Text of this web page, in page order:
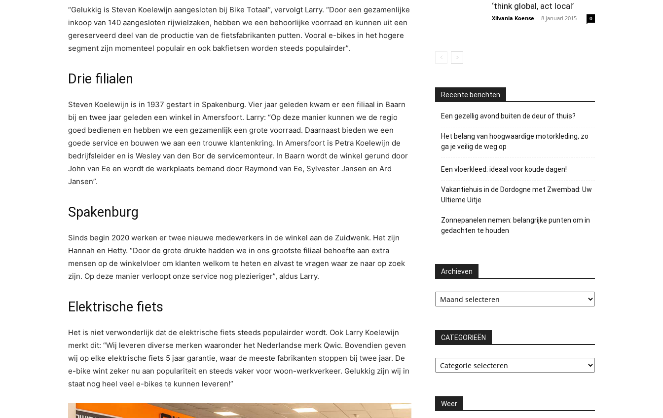
“Gelukkig is Steven Koelewijn aangesloten bij Bike Totaal”, vervolgt Larry. “Door een gezamenlijke
inkoop van 140 aangesloten rijwielzaken, hebben we een behoorlijke voorraad en kunnen uit een
gereserveerd deel van de productie van de fietsfabrikanten putten. Vooral e-bikes in het hogere
segment zijn momenteel populair en ook bakfietsen worden steeds populairder”.
Drie filialen
Steven Koelewijn is in 1937 gestart in Spakenburg. Vier jaar geleden kwam er een filiaal in Baarn
bij en twee jaar geleden een winkel in Amersfoort. Larry: “Op deze manier kunnen we de regio
goed bedienen en hebben we een gezamenlijk een grote voorraad. Daarnaast bieden we een
goede service en bouwen we aan een trouwe klantenkring. In Amersfoort is Petra Koelewijn de
bedrijfsleider en is Wesley van den Bor de servicemonteur. In Baarn wordt de winkel gerund door
John van Ee en wordt de werkplaats bemand door Raymond van Ee, Sylvester Jansen en Ard
Jansen”.
Spakenburg
Sinds begin 2020 werken er twee nieuwe medewerkers in de winkel aan de Zuidwenk. Het zijn
Hannah en Hetty. “Door de grote drukte hadden we in ons grootste filiaal behoefte aan extra
mensen op de winkelvloer om klanten welkom te heten en alvast te vragen waar ze naar op zoek
zijn. Op deze manier verloopt onze service nog plezieriger”, aldus Larry.
Elektrische fiets
Het is niet verwonderlijk dat de elektrische fiets steeds populairder wordt. Ook Larry Koelewijn
merkt dit: “Wij leveren diverse merken waaronder het Nederlandse merk Qwic. Bovendien geven
wij op elke elektrische fiets 5 jaar garantie, waar de meeste fabrikanten stoppen bij twee jaar. De
e-bike wint zeker nu aan populariteit en steeds vaker voor woon-werkverkeer. Gelukkig zijn wij in
staat nog heel veel e-bikes te kunnen leveren!”
‘think global, act local’
Xilvania Koense - 8 januari 2015 0
Recente berichten
Een gezellig avond buiten de deur of thuis?
Het belang van hoogwaardige motorkleding, zo
ga je veilig de weg op
Een vloerkleed: ideaal voor koude dagen!
Vakantiehuis in de Dordogne met Zwembad: Uw
Ultieme Uitje
Zonnepanelen nemen: belangrijke punten om in
gedachten te houden
Archieven
Archieven
CATEGORIEËN
CATEGORIEËN
Weer